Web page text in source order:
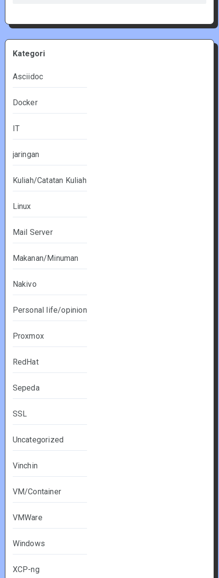
Kategori
Asciidoc
Docker
IT
jaringan
Kuliah/Catatan Kuliah
Linux
Mail Server
Makanan/Minuman
Nakivo
Personal life/opinion
Proxmox
RedHat
Sepeda
SSL
Uncategorized
Vinchin
VM/Container
VMWare
Windows
XCP-ng